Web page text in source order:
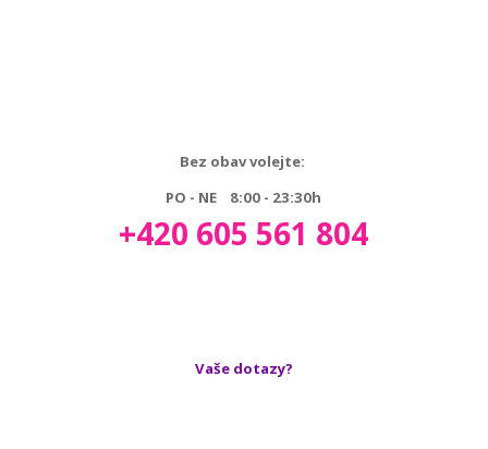
Bez obav volejte:
PO - NE 8:00 - 23:30h
+420 605 561 804
Vaše dotazy?